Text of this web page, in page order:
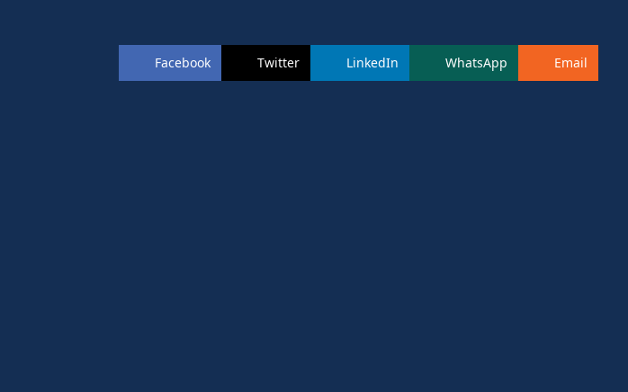
Facebook Twitter LinkedIn WhatsApp Email